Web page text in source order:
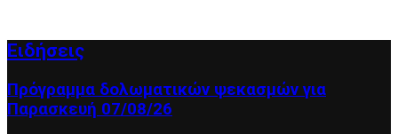
Ειδήσεις
Πρόγραμμα δολωματικών ψεκασμών για
Παρασκευή 07/08/26